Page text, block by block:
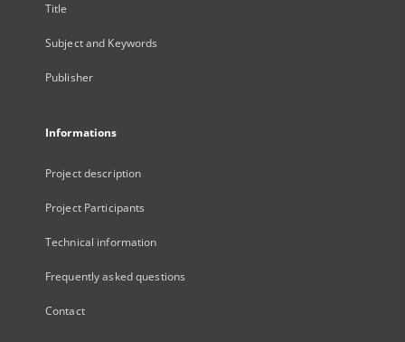
Title
Subject and Keywords
Publisher
Informations
Project description
Project Participants
Technical information
Frequently asked questions
Contact